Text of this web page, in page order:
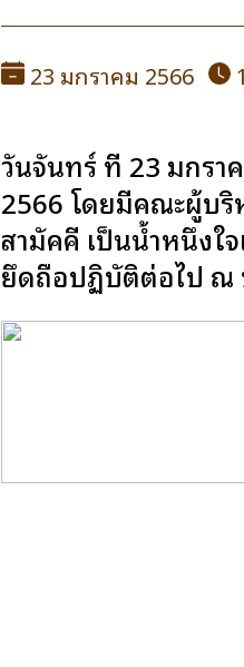
23 มกราคม 2566
วันจันทร์ ที่ 23 มกรา
2566 โดยมีคณะผู้บริ
สามัคคี เป็นน้ำหนึ่ง
ยึดถือปฏิบัติต่อไป ณ